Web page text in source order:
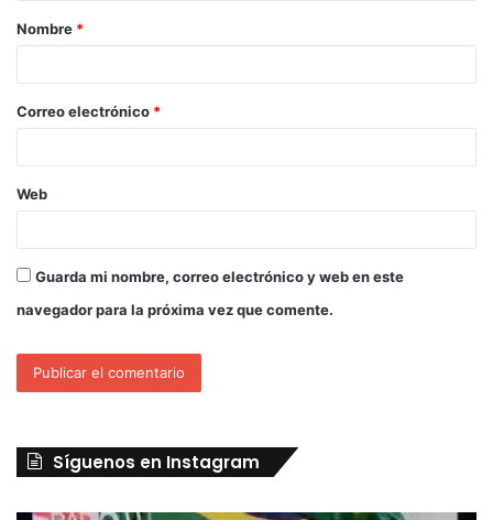
Nombre *
Correo electrónico *
Web
Guarda mi nombre, correo electrónico y web en este
navegador para la próxima vez que comente.
Síguenos en Instagram